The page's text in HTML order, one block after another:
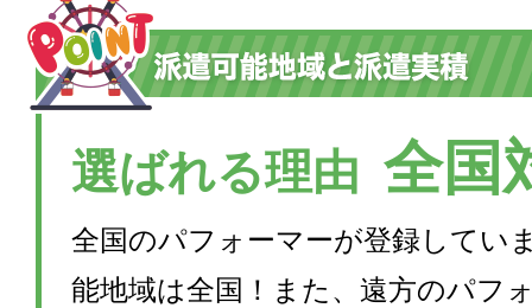
選ばれる理由 全国
全国のパフォーマーが登録してい
能地域は全国！また、遠方のパフ